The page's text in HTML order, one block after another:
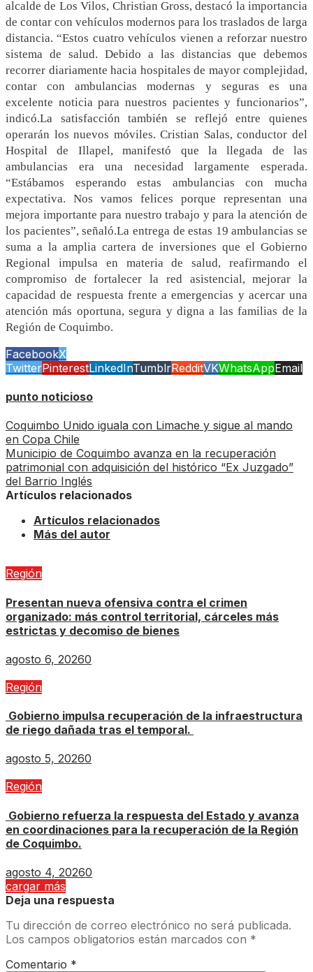
alcalde de Los Vilos, Christian Gross, destacó la importancia
de contar con vehículos modernos para los traslados de larga
distancia. “Estos cuatro vehículos vienen a reforzar nuestro
sistema de salud. Debido a las distancias que debemos
recorrer diariamente hacia hospitales de mayor complejidad,
contar con ambulancias modernas y seguras es una
excelente noticia para nuestros pacientes y funcionarios”,
indicó.La satisfacción también se reflejó entre quienes
operarán los nuevos móviles. Cristian Salas, conductor del
Hospital de Illapel, manifestó que la llegada de las
ambulancias era una necesidad largamente esperada.
“Estábamos esperando estas ambulancias con mucha
expectativa. Nos vamos felices porque representan una
mejora importante para nuestro trabajo y para la atención de
los pacientes”, señaló.La entrega de estas 19 ambulancias se
suma a la amplia cartera de inversiones que el Gobierno
Regional impulsa en materia de salud, reafirmando el
compromiso de fortalecer la red asistencial, mejorar la
capacidad de respuesta frente a emergencias y acercar una
atención más oportuna, segura y digna a las familias de la
Región de Coquimbo.
FacebookX
TwitterPinterestLinkedInTumblrRedditVKWhatsAppEmail
punto noticioso
Coquimbo Unido iguala con Limache y sigue al mando
en Copa Chile
Municipio de Coquimbo avanza en la recuperación
patrimonial con adquisición del histórico “Ex Juzgado”
del Barrio Inglés
Artículos relacionados
Artículos relacionados
Más del autor
Región
Presentan nueva ofensiva contra el crimen
organizado: más control territorial, cárceles más
estrictas y decomiso de bienes
agosto 6, 20260
Región
Gobierno impulsa recuperación de la infraestructura
de riego dañada tras el temporal.
agosto 5, 20260
Región
Gobierno refuerza la respuesta del Estado y avanza
en coordinaciones para la recuperación de la Región
de Coquimbo.
agosto 4, 20260
cargar más
Deja una respuesta
Tu dirección de correo electrónico no será publicada.
Los campos obligatorios están marcados con *
Comentario *